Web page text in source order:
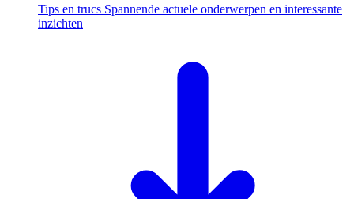
Tips en trucs Spannende actuele onderwerpen en interessante
inzichten